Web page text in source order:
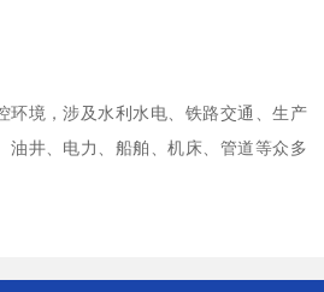
环境，涉及水利水电、铁路交通、生产
油井、电力、船舶、机床、管道等众多